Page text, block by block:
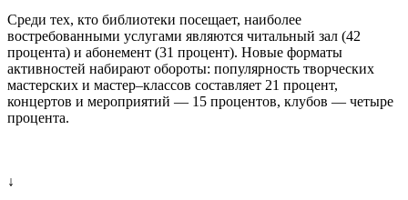
Среди тех, кто библиотеки посещает, наиболее
востребованными услугами являются читальный зал (42
процента) и абонемент (31 процент). Новые форматы
активностей набирают обороты: популярность творческих
мастерских и мастер–классов составляет 21 процент,
концертов и мероприятий — 15 процентов, клубов — четыре
процента.
↓